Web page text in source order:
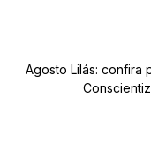
Agosto Lilás: confira